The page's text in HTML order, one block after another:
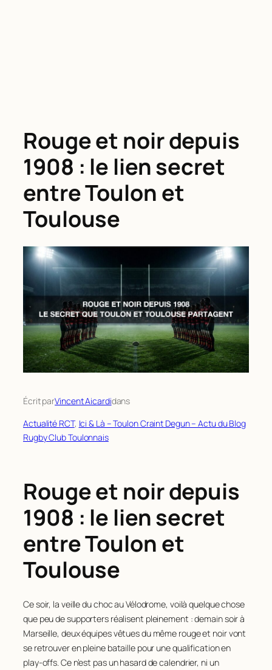
Rouge et noir depuis
1908 : le lien secret
entre Toulon et
Toulouse
Écrit parVincent Aicardidans
Actualité RCT, Ici & Là – Toulon Craint Degun – Actu du Blog
Rugby Club Toulonnais
Rouge et noir depuis
1908 : le lien secret
entre Toulon et
Toulouse
Ce soir, la veille du choc au Vélodrome, voilà quelque chose
que peu de supporters réalisent pleinement : demain soir à
Marseille, deux équipes vêtues du même rouge et noir vont
se retrouver en pleine bataille pour une qualification en
play-offs. Ce n’est pas un hasard de calendrier, ni un